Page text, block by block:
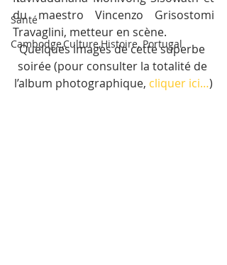
Santé
Cambodge,Culture,Histoire, Portugal
du maestro Vincenzo Grisostomi
Travaglini, metteur en scène.
Quelques images de cette superbe
soirée (pour consulter la totalité de
l’album photographique, cliquer ici…)